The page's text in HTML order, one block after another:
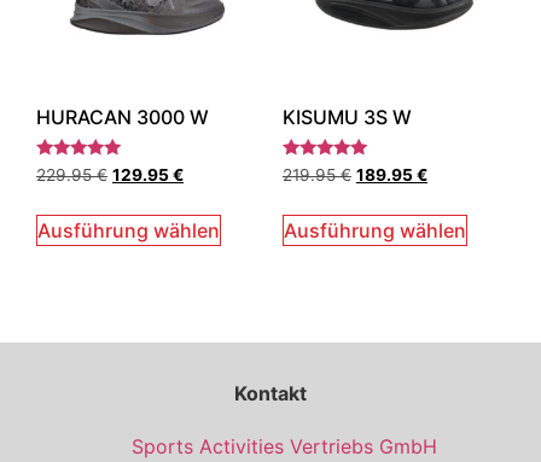
HURACAN 3000 W
Bewertet
mit
von 5
229.95€ 129.95€
Ausführung wählen
KISUMU 3S W
Bewertet
mit
von 5
219.95€ 189.95€
Ausführung wählen
Kontakt
Sports Activities Vertriebs GmbH